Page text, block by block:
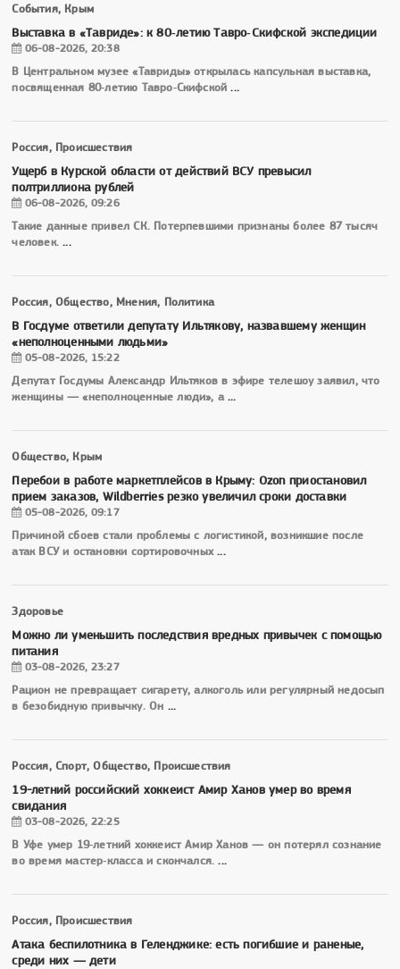
События, Крым
Выставка в «Тавриде»: к 80‑летию Тавро‑Скифской экспедиции
06-08-2026, 20:38
В Центральном музее «Тавриды» открылась капсульная выставка,
посвященная 80‑летию Тавро‑Скифской...
Россия, Происшествия
Ущерб в Курской области от действий ВСУ превысил
полтриллиона рублей
06-08-2026, 09:26
Такие данные привел СК. Потерпевшими признаны более 87 тысяч
человек....
Россия, Общество, Мнения, Политика
В Госдуме ответили депутату Ильтякову, назвавшему женщин
«неполноценными людьми»
05-08-2026, 15:22
Депутат Госдумы Александр Ильтяков в эфире телешоу заявил, что
женщины — «неполноценные люди», а...
Общество, Крым
Перебои в работе маркетплейсов в Крыму: Ozon приостановил
прием заказов, Wildberries резко увеличил сроки доставки
05-08-2026, 09:17
Причиной сбоев стали проблемы с логистикой, возникшие после
атак ВСУ и остановки сортировочных...
Здоровье
Можно ли уменьшить последствия вредных привычек с помощью
питания
03-08-2026, 23:27
Рацион не превращает сигарету, алкоголь или регулярный недосып
в безобидную привычку. Он ...
Россия, Спорт, Общество, Происшествия
19-летний российский хоккеист Амир Ханов умер во время
свидания
03-08-2026, 22:25
В Уфе умер 19‑летний хоккеист Амир Ханов — он потерял сознание
во время мастер‑класса и скончался....
Россия, Происшествия
Атака беспилотника в Геленджике: есть погибшие и раненые,
среди них — дети